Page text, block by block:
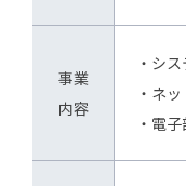
事業
内容
・シ
・ネ
・電